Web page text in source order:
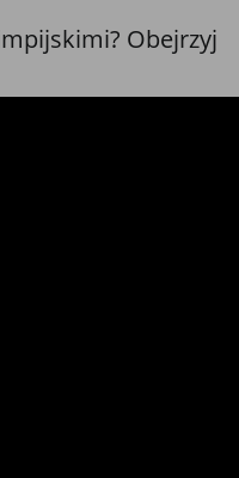
Obejrzyj